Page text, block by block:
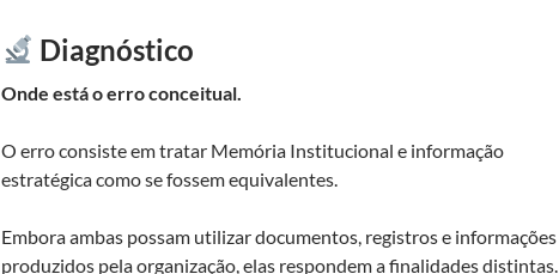
Diagnóstico
Onde está o erro conceitual.
O erro consiste em tratar Memória Institucional e informação
estratégica como se fossem equivalentes.
Embora ambas possam utilizar documentos, registros e informações
produzidos pela organização, elas respondem a finalidades distintas.